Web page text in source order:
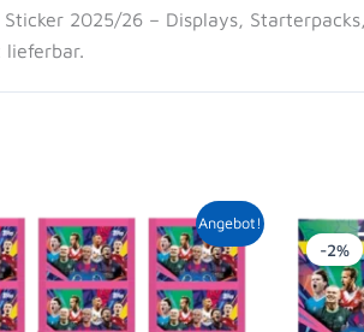
Sticker 2025/26 – Displays,
lieferbar.
Angebot!
Ursprünglicher
Preis
war:
18,00 €
Aktueller
Preis
ist:
16,99 €.
-2%